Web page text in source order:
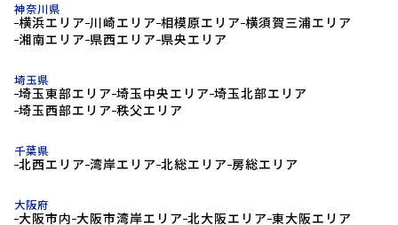
神奈川県
横浜エリア 川崎エリア 相模原エリア 横須賀三浦エリア
湘南エリア 県西エリア 県央エリア
埼玉県
埼玉東部エリア 埼玉中央エリア 埼玉北部エリア
埼玉西部エリア 秩父エリア
千葉県
北西エリア 湾岸エリア 北総エリア 房総エリア
大阪府
大阪市内 大阪市湾岸エリア 北大阪エリア 東大阪エリア